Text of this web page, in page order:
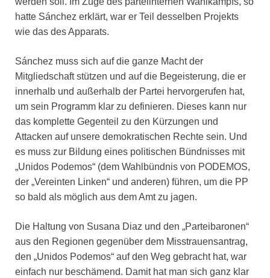
hatte Sánchez erklärt, war er Teil desselben Projekts
wie das des Apparats.
Sánchez muss sich auf die ganze Macht der
Mitgliedschaft stützen und auf die Begeisterung, die er
innerhalb und außerhalb der Partei hervorgerufen hat,
um sein Programm klar zu definieren. Dieses kann nur
das komplette Gegenteil zu den Kürzungen und
Attacken auf unsere demokratischen Rechte sein. Und
es muss zur Bildung eines politischen Bündnisses mit
„Unidos Podemos“ (dem Wahlbündnis von PODEMOS,
der „Vereinten Linken“ und anderen) führen, um die PP
so bald als möglich aus dem Amt zu jagen.
Die Haltung von Susana Diaz und den „Parteibaronen“
aus den Regionen gegenüber dem Misstrauensantrag,
den „Unidos Podemos“ auf den Weg gebracht hat, war
einfach nur beschämend. Damit hat man sich ganz klar